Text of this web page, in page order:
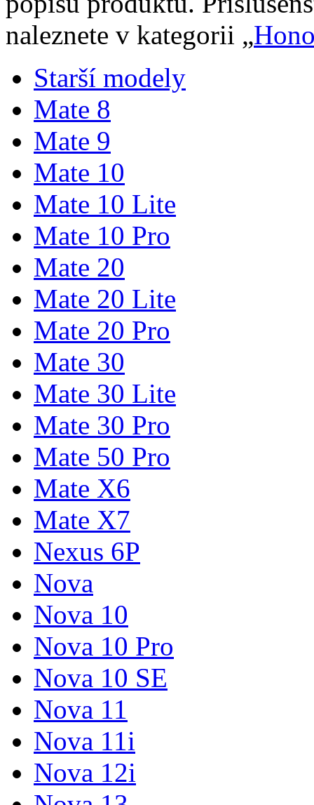
naleznete v kategorii „
Starší modely
Mate 8
Mate 9
Mate 10
Mate 10 Lite
Mate 10 Pro
Mate 20
Mate 20 Lite
Mate 20 Pro
Mate 30
Mate 30 Lite
Mate 30 Pro
Mate 50 Pro
Mate X6
Mate X7
Nexus 6P
Nova
Nova 10
Nova 10 Pro
Nova 10 SE
Nova 11
Nova 11i
Nova 12i